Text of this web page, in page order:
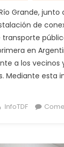
Grande,
de
transporte
en
a los vecinos
Mediante esta
Author
InfoTDF